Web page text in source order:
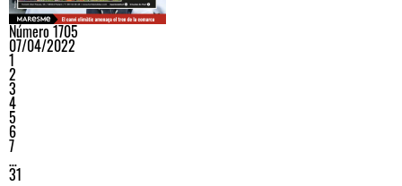
Número 1705
07/04/2022
1
2
3
4
5
6
7
…
31